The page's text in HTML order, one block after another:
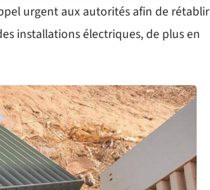
urgent aux autorités afin de rétablir
installations électriques, de plus en